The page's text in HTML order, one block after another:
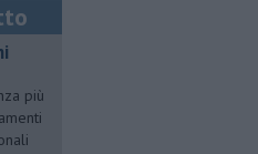
più